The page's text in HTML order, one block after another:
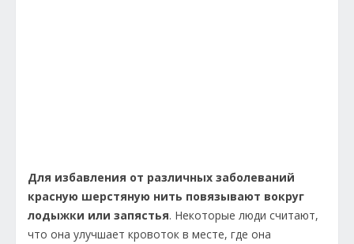
Для избавления от различных заболеваний
красную шерстяную нить повязывают вокруг
лодыжки или запястья. Некоторые люди считают,
что она улучшает кровоток в месте, где она